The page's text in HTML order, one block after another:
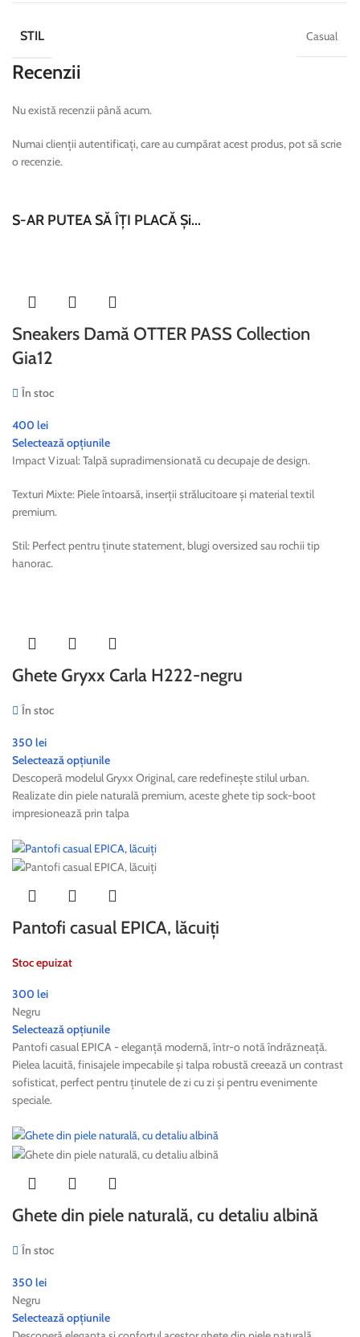
STIL Casual
Recenzii
Nu există recenzii până acum.
Numai clienții autentificați, care au cumpărat acest produs, pot să scrie
o recenzie.
S-AR PUTEA SĂ ÎȚI PLACĂ Și...
Sneakers Damă OTTER PASS Collection
Gia12
În stoc
400 lei
Selectează opțiunile
Impact Vizual: Talpă supradimensionată cu decupaje de design.
Texturi Mixte: Piele întoarsă, inserții strălucitoare și material textil
premium.
Stil: Perfect pentru ținute statement, blugi oversized sau rochii tip
hanorac.
Ghete Gryxx Carla H222-negru
În stoc
350 lei
Selectează opțiunile
Descoperă modelul Gryxx Original, care redefinește stilul urban.
Realizate din piele naturală premium, aceste ghete tip sock-boot
impresionează prin talpa
Pantofi casual EPICA, lăcuiți
Stoc epuizat
300 lei
Negru
Selectează opțiunile
Pantofi casual EPICA - eleganță modernă, într-o notă îndrăzneață.
Pielea lacuită, finisajele impecabile și talpa robustă creează un contrast
sofisticat, perfect pentru ținutele de zi cu zi și pentru evenimente
speciale.
Ghete din piele naturală, cu detaliu albină
În stoc
350 lei
Negru
Selectează opțiunile